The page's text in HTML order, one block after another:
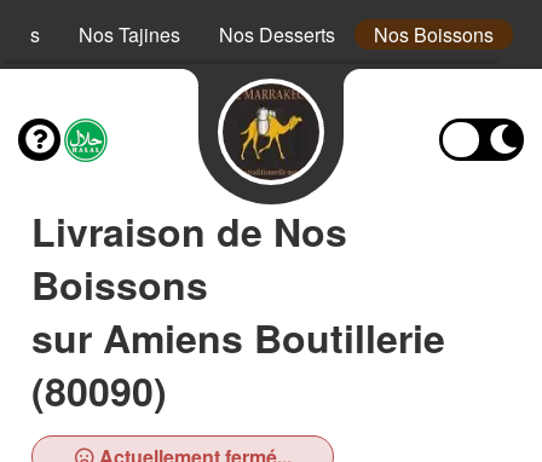
Nos Tajines Nos Desserts Nos Boissons
Livraison de Nos
Boissons
sur Amiens Boutillerie
(80090)